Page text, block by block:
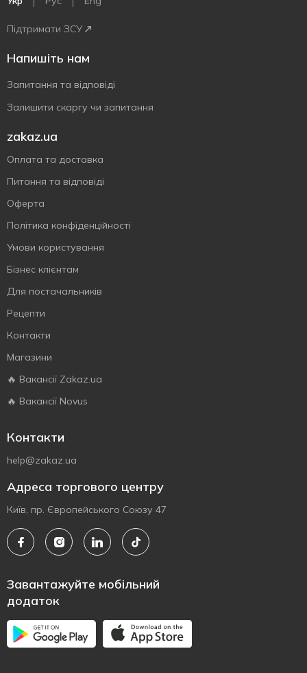
Підтримати ЗСУ
Напишіть нам
Запитання та відповіді
Залишити скаргу чи запитання
zakaz.ua
Оплата та доставка
Питання та відповіді
Оферта
Політика конфіденційності
Умови користування
Бізнес клієнтам
Для постачальників
Рецепти
Контакти
Магазини
🔥 Вакансії Zakaz.ua
🔥 Вакансії Novus
Контакти
help@zakaz.ua
Адреса торгового центру
Київ, пр. Європейського Союзу 47
Завантажуйте мобільний
додаток